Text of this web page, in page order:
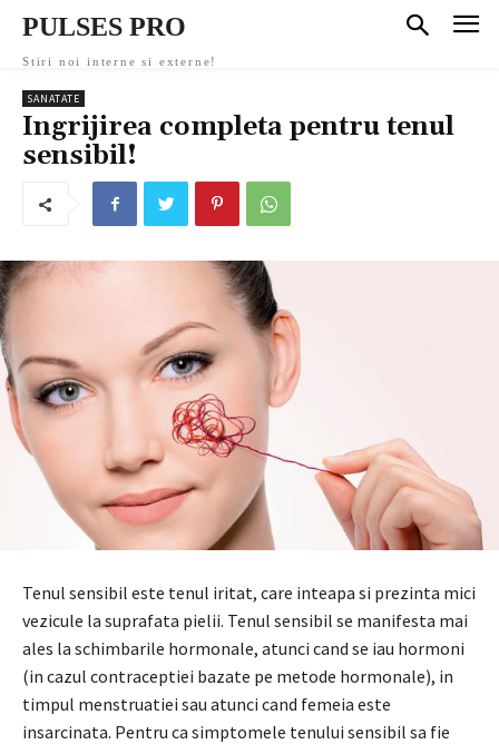
PULSES PRO
Stiri noi interne si externe!
SANATATE
Ingrijirea completa pentru tenul
sensibil!
Tenul sensibil este tenul iritat, care inteapa si prezinta mici
vezicule la suprafata pielii. Tenul sensibil se manifesta mai
ales la schimbarile hormonale, atunci cand se iau hormoni
(in cazul contraceptiei bazate pe metode hormonale), in
timpul menstruatiei sau atunci cand femeia este
insarcinata. Pentru ca simptomele tenului sensibil sa fie